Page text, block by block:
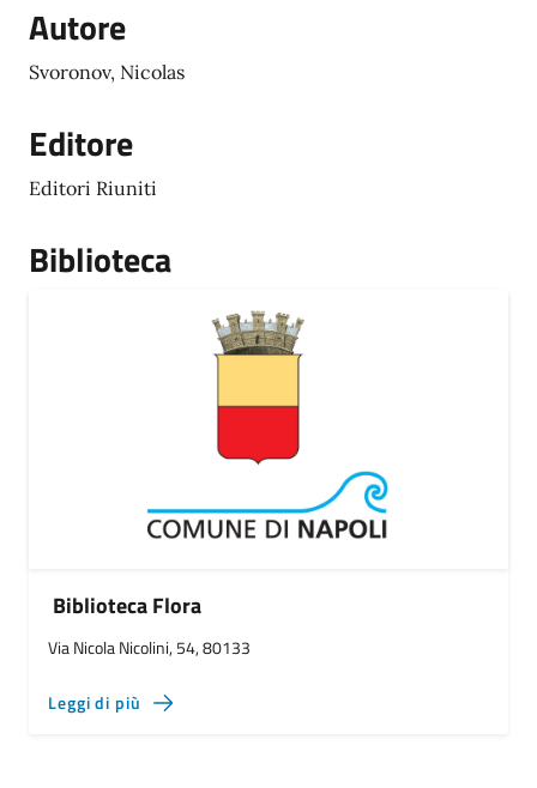
Autore
Svoronov, Nicolas
Editore
Editori Riuniti
Biblioteca
Biblioteca Flora
Via Nicola Nicolini, 54, 80133
Leggi di più